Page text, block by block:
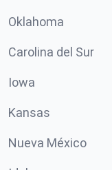
Oklahoma
Carolina del Sur
Iowa
Kansas
Nueva México